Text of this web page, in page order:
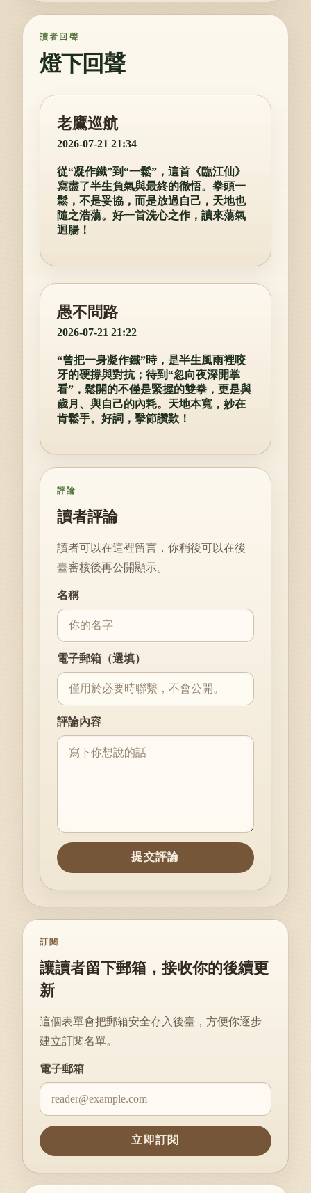
讀者回聲
燈下回聲
老鷹巡航
2026-07-21 21:34
從“凝作鐵”到“一鬆”，這首《臨江仙》
寫盡了半生負氣與最終的徹悟。拳頭一
鬆，不是妥協，而是放過自己，天地也
隨之浩蕩。好一首洗心之作，讀來蕩氣
迴腸！
愚不問路
2026-07-21 21:22
“曾把一身凝作鐵”時，是半生風雨裡咬
牙的硬撐與對抗；待到“忽向夜深開掌
看”，鬆開的不僅是緊握的雙拳，更是與
歲月、與自己的內耗。天地本寬，妙在
肯鬆手。好詞，擊節讚歎！
評論
讀者評論
讀者可以在這裡留言，你稍後可以在後
臺審核後再公開顯示。
名稱
電子郵箱（選填）
Website
評論內容
提交評論
訂閱
讓讀者留下郵箱，接收你的後續更
新
這個表單會把郵箱安全存入後臺，方便你逐步
建立訂閱名單。
電子郵箱
Website
立即訂閱